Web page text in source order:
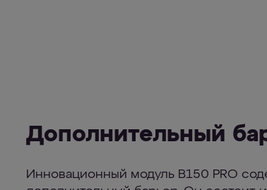
Дополнительный
Инновационный модуль В150 PRO